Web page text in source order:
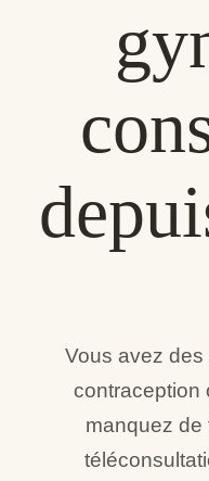
Vous avez
contraception
manquez de